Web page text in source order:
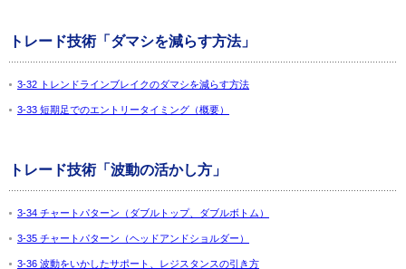
トレード技術「ダマシを減らす方法」
3-32 トレンドラインブレイクのダマシを減らす方法
3-33 短期足でのエントリータイミング（概要）
トレード技術「波動の活かし方」
3-34 チャートパターン（ダブルトップ、ダブルボトム）
3-35 チャートパターン（ヘッドアンドショルダー）
3-36 波動をいかしたサポート、レジスタンスの引き方